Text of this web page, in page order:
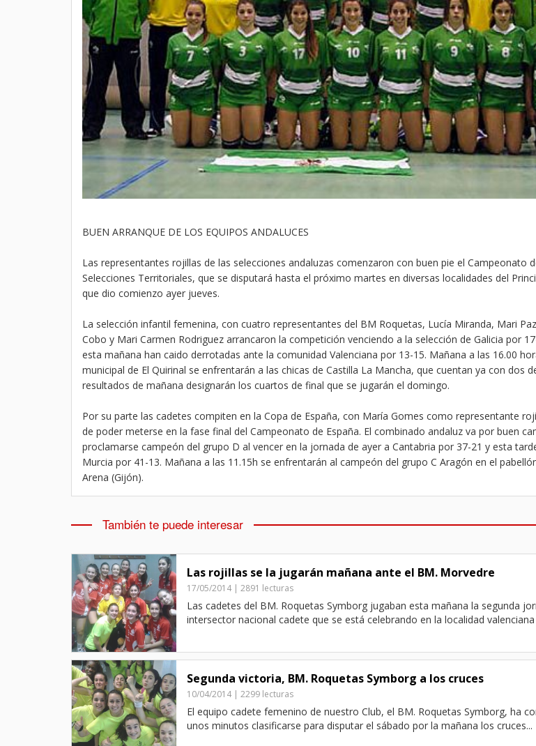
BUEN ARRANQUE DE LOS EQUIPOS ANDALUCES
Las representantes rojillas de las selecciones andaluzas comenzaron con buen pie el Campeonato
Selecciones Territoriales, que se disputará hasta el próximo martes en diversas localidades del
que dio comienzo ayer jueves.
La selección infantil femenina, con cuatro representantes del BM Roquetas, Lucía Miranda, Mari
Cobo y Mari Carmen Rodriguez arrancaron la competición venciendo a la selección de Galicia por
esta mañana han caido derrotadas ante la comunidad Valenciana por 13-15. Mañana a las 16.00
municipal de El Quirinal se enfrentarán a las chicas de Castilla La Mancha, que cuentan ya con dos
resultados de mañana designarán los cuartos de final que se jugarán el domingo.
Por su parte las cadetes compiten en la Copa de España, con María Gomes como representante
de poder meterse en la fase final del Campeonato de España. El combinado andaluz va por buen
proclamarse campeón del grupo D al vencer en la jornada de ayer a Cantabria por 37-21 y esta
Murcia por 41-13. Mañana a las 11.15h se enfrentarán al campeón del grupo C Aragón en el
Arena (Gijón).
También te puede interesar
Las rojillas se la jugarán mañana ante el BM. Morvedre
17/05/2014 | 2891 lecturas
Las cadetes del BM. Roquetas Symborg jugaban esta mañana la segunda
intersector nacional cadete que se está celebrando en la localidad valenciana
Segunda victoria, BM. Roquetas Symborg a los cruces
10/04/2014 | 2299 lecturas
El equipo cadete femenino de nuestro Club, el BM. Roquetas Symborg, ha
unos minutos clasificarse para disputar el sábado por la mañana los cruces...